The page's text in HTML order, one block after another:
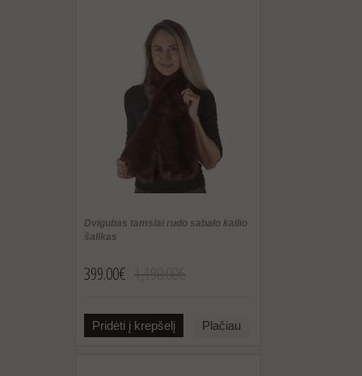
Dvigubas tamsiai rudo sabalo kailio
šalikas
399.00€
Pridėti į krepšelį Plačiau